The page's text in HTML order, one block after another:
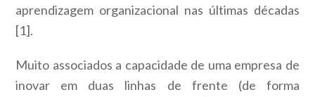
aprendizagem organizacional nas últimas décadas
[1].
Muito associados a capacidade de uma empresa de
inovar em duas linhas de frente (de forma